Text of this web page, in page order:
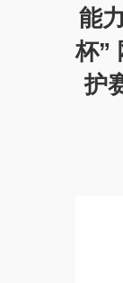
能
杯”
护